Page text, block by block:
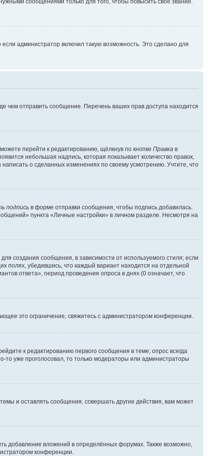
сообщениями только для того, чтобы повысить своё звание.
администратор включил такую возможность. Это сделано для
чем отправить сообщение. Перечень ваших прав доступа находится
перейти к редактированию, щёлкнув по кнопке Правка в
небольшая надпись, которая показывает количество правок,
о сделанных изменениях по своему усмотрению. Учтите, что
подпись в форме отправки сообщения, чтобы подпись добавилась.
пункта «Личные настройки» в личном разделе. Несмотря на
создания сообщения, в зависимости от используемого стиля; если
полях, убедившись, что каждый вариант находится на отдельной
ответа», период проведения опроса в днях (0 означает, что
это ограничение, свяжитесь с администратором конференции.
к редактированию первого сообщения в теме; опрос всегда
то уже проголосовал, то только модераторы или администраторы
и оставлять сообщения, совершать другие действия, вам может
добавление вложений в определённых форумах. Также возможно,
конференции.